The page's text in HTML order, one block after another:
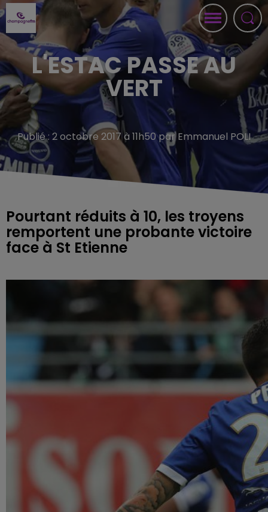
L'ESTAC PASSE AU
VERT
Publié : 2 octobre 2017 à 11h50 par Emmanuel POLI
Pourtant réduits à 10, les troyens
remportent une probante victoire
face à St Etienne